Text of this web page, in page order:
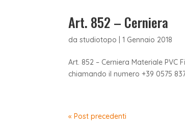
Art. 852 – Cerniera
dastudiotopo |1 Gennaio 2018
Art. 852 – Cerniera Materiale
chiamando il numero +39 0575
« Post precedenti